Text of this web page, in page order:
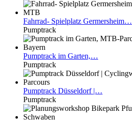
Fahrrad- Spielplatz Germersheim…
Pumptrack
Pumptrack im Garten,…
Pumptrack
Pumptrack Düsseldorf |…
Pumptrack